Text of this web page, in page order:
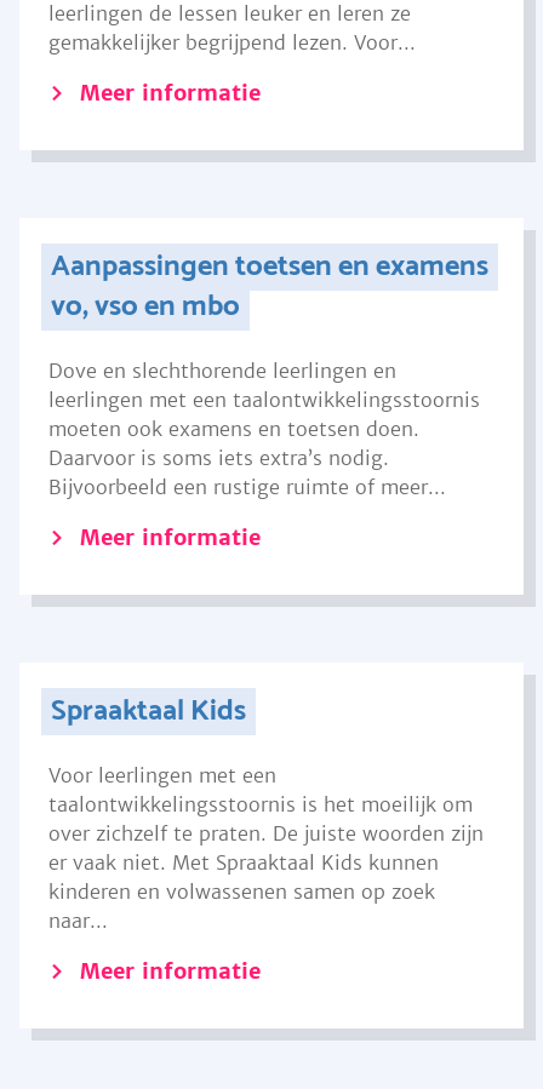
leerlingen de lessen leuker en leren ze
gemakkelijker begrijpend lezen. Voor...
Meer informatie
Aanpassingen toetsen en examens
vo, vso en mbo
Dove en slechthorende leerlingen en
leerlingen met een taalontwikkelingsstoornis
moeten ook examens en toetsen doen.
Daarvoor is soms iets extra’s nodig.
Bijvoorbeeld een rustige ruimte of meer...
Meer informatie
Spraaktaal Kids
Voor leerlingen met een
taalontwikkelingsstoornis is het moeilijk om
over zichzelf te praten. De juiste woorden zijn
er vaak niet. Met Spraaktaal Kids kunnen
kinderen en volwassenen samen op zoek
naar...
Meer informatie